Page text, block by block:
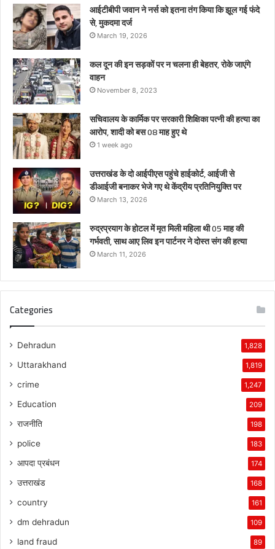
आईटीबीपी जवान ने नर्स को इतना तंग किया कि झूल गई फंदे
से, मुकदमा दर्ज
March 19, 2026
कल दून की इन सड़कों पर न चलना ही बेहतर, रोके जाएंगे
वाहन
November 8, 2023
सचिवालय के कार्मिक पर सरकारी शिक्षिका पत्नी की हत्या का
आरोप, शादी को बस 08 माह हुए थे
1 week ago
उत्तराखंड के दो आईपीएस पहुंचे हाईकोर्ट, आईजी से
डीआईजी बनाकर भेजे गए थे केंद्रीय प्रतिनियुक्ति पर
March 13, 2026
रुद्रप्रयाग के होटल में मृत मिली महिला थी 05 माह की
गर्भवती, साथ आए लिव इन पार्टनर ने दोस्त संग की हत्या
March 11, 2026
Categories
Dehradun 1,828
Uttarakhand 1,819
crime 1,247
Education 209
राजनीति 198
police 183
आपदा प्रबंधन 174
उत्तराखंड 168
country 161
dm dehradun 109
land fraud 89